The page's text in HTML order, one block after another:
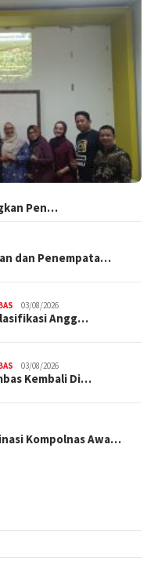
Pen…
dan Penempata…
03/08/2026
Angg…
03/08/2026
Kembali Di…
Kompolnas Awa…